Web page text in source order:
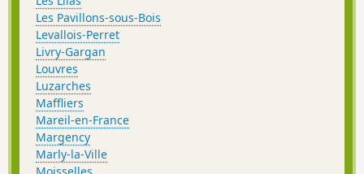
Les Pavillons-sous-Bois
Levallois-Perret
Livry-Gargan
Louvres
Luzarches
Maffliers
Mareil-en-France
Margency
Marly-la-Ville